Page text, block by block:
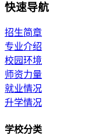
快速导航
招生简章
专业介绍
校园环境
师资力量
就业情况
升学情况
学校分类